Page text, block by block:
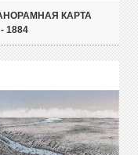
КАРТА
1884